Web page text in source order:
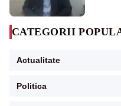
CATEGORII
Actualitate
Politica